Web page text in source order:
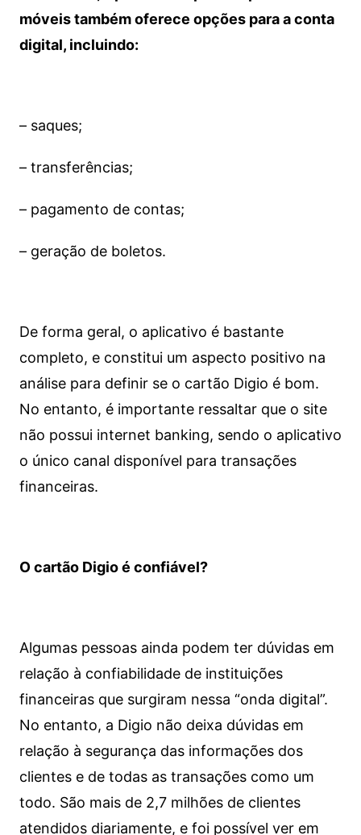
móveis também oferece opções para a conta
digital, incluindo:
– saques;
– transferências;
– pagamento de contas;
– geração de boletos.
De forma geral, o aplicativo é bastante
completo, e constitui um aspecto positivo na
análise para definir se o cartão Digio é bom.
No entanto, é importante ressaltar que o site
não possui internet banking, sendo o aplicativo
o único canal disponível para transações
financeiras.
O cartão Digio é confiável?
Algumas pessoas ainda podem ter dúvidas em
relação à confiabilidade de instituições
financeiras que surgiram nessa “onda digital”.
No entanto, a Digio não deixa dúvidas em
relação à segurança das informações dos
clientes e de todas as transações como um
todo. São mais de 2,7 milhões de clientes
atendidos diariamente, e foi possível ver em